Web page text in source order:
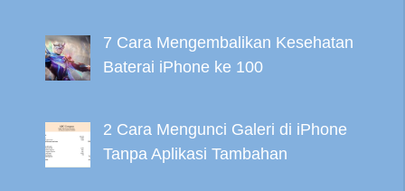
7 Cara Mengembalikan Kesehatan
Baterai iPhone ke 100
2 Cara Mengunci Galeri di iPhone
Tanpa Aplikasi Tambahan